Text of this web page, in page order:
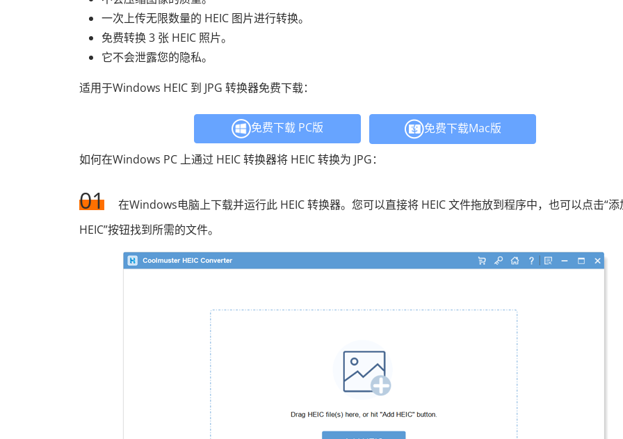
一次上传无限数量的 HEIC 图片进行转换。
免费转换 3 张 HEIC 照片。
它不会泄露您的隐私。
适用于Windows HEIC 到 JPG 转换器免费下载：
免费下载 PC版 免费下载Mac版
如何在Windows PC 上通过 HEIC 转换器将 HEIC 转换为 JPG：
01
在Windows电脑上下载并运行此 HEIC 转换器。您可以直接将 HEIC 文件拖放到程序中，也可以点击“添
HEIC”按钮找到所需的文件。